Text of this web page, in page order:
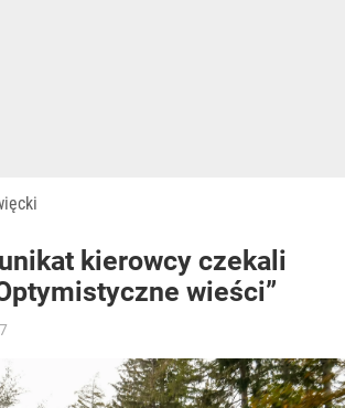
kierowcy czekali
wieści”